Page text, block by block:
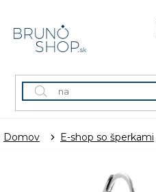
obsah
Domov E-shop so šperkami